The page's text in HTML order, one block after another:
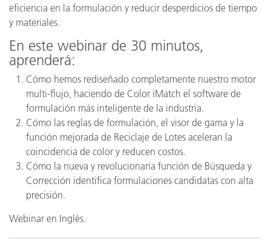
eficiencia en la formulación y reducir desperdicios de tiempo
y materiales.
En este webinar de 30 minutos,
aprenderá:
Cómo hemos rediseñado completamente nuestro motor
multi-flujo, haciendo de Color iMatch el software de
formulación más inteligente de la industria.
Cómo las reglas de formulación, el visor de gama y la
función mejorada de Reciclaje de Lotes aceleran la
coincidencia de color y reducen costos.
Cómo la nueva y revolucionaria función de Búsqueda y
Corrección identifica formulaciones candidatas con alta
precisión.
Webinar en Inglés.